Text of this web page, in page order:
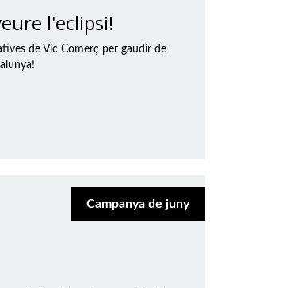
l'eclipsi!
de Vic Comerç per gaudir de
Campanya de juny